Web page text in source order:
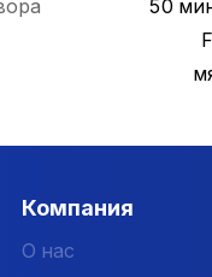
50
Компания
О нас